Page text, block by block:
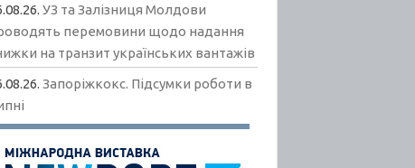
УЗ та Залізниця Молдови
перемовини щодо надання
на транзит українських вантажів
Запоріжкокс. Підсумки роботи в